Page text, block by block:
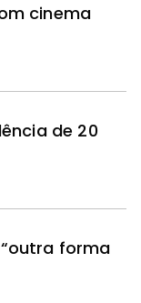
cinema
de 20
forma